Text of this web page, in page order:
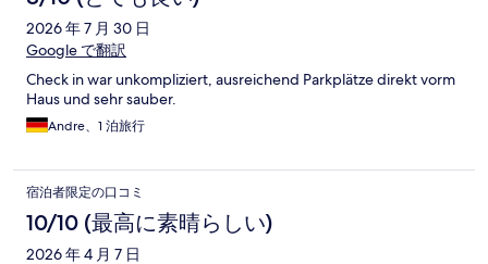
ミ
2026 年 7 月 30 日
Google で翻訳
Check in war unkompliziert, ausreichend Parkplätze direkt vorm
Haus und sehr sauber.
Andre、1 泊旅行
宿泊者限定の口コミ
10/10 (最高に素晴らしい)
2026 年 4 月 7 日